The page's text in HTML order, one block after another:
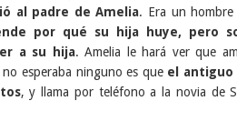
al padre de Amelia. Era un
por qué su hija huye, pero
a su hija. Amelia le hará ver que
esperaba ninguno es queel antiguo
, y llama por teléfono a la novia de